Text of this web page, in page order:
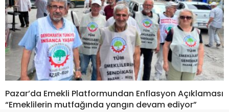
Pazar’da Emekli Platformundan Enflasyon Açıklaması
“Emeklilerin mutfağında yangın devam ediyor”